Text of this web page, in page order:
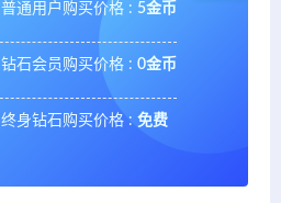
普通用户购买价格 : 5金币
钻石会员购买价格 : 0金币
终身钻石购买价格 : 免费